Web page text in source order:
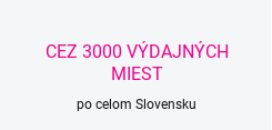
CEZ 3000 VÝDAJNÝCH
MIEST
po celom Slovensku